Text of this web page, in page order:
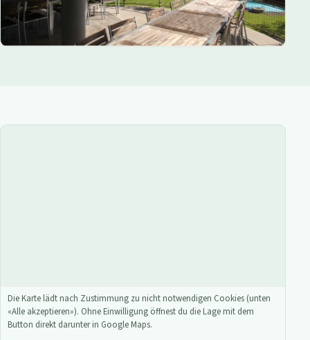
Die Karte lädt nach Zustimmung zu nicht notwendigen Cookies (unten
«Alle akzeptieren»). Ohne Einwilligung öffnest du die Lage mit dem
Button direkt darunter in Google Maps.